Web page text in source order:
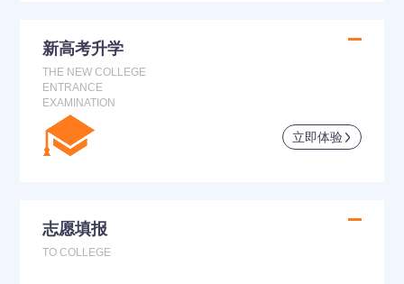
新高考升学
THE NEW COLLEGE
ENTRANCE
EXAMINATION
立即体验
志愿填报
TO COLLEGE